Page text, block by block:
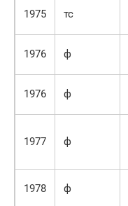
1975 тс
1976 ф
1976 ф
1977 ф
1978 ф